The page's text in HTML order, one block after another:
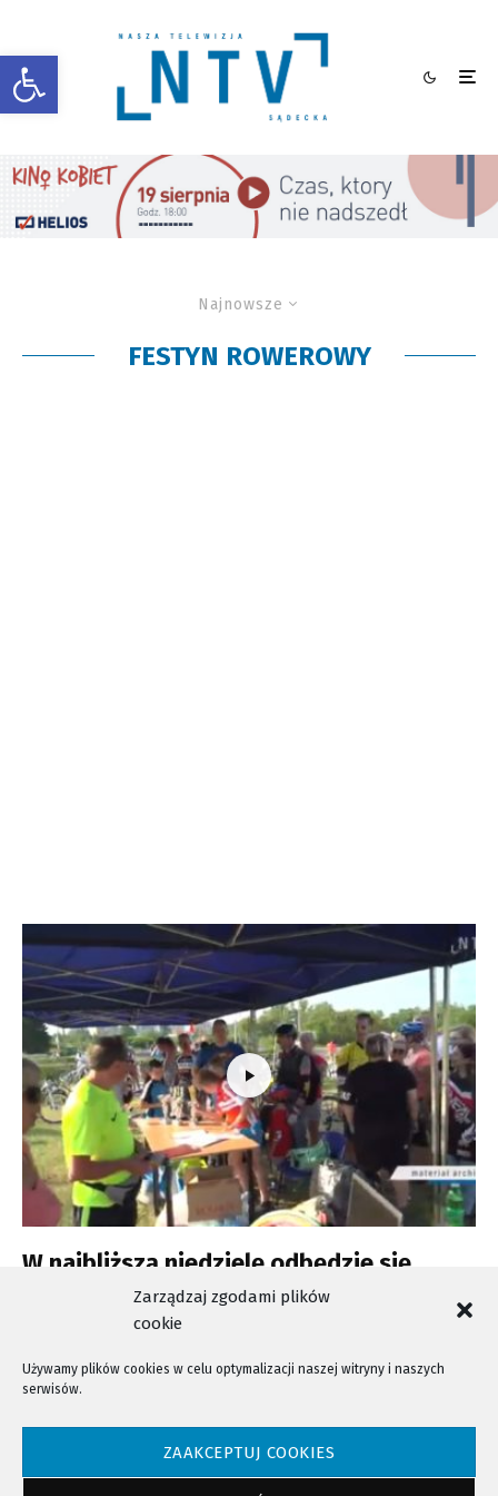
Otwórz pasek narzędzi
Zarządzaj zgodami plików
cookie
Używamy plików cookies w celu optymalizacji naszej witryny i naszych
serwisów.
ZAAKCEPTUJ COOKIES
Najnowsze
FESTYN ROWEROWY
W najbliższą niedzielę odbędzie się
Festyn Rowerowy
NTV - Nasza Telewizja Sądecka © 2023 Wszystkie prawa zastrzeżone!